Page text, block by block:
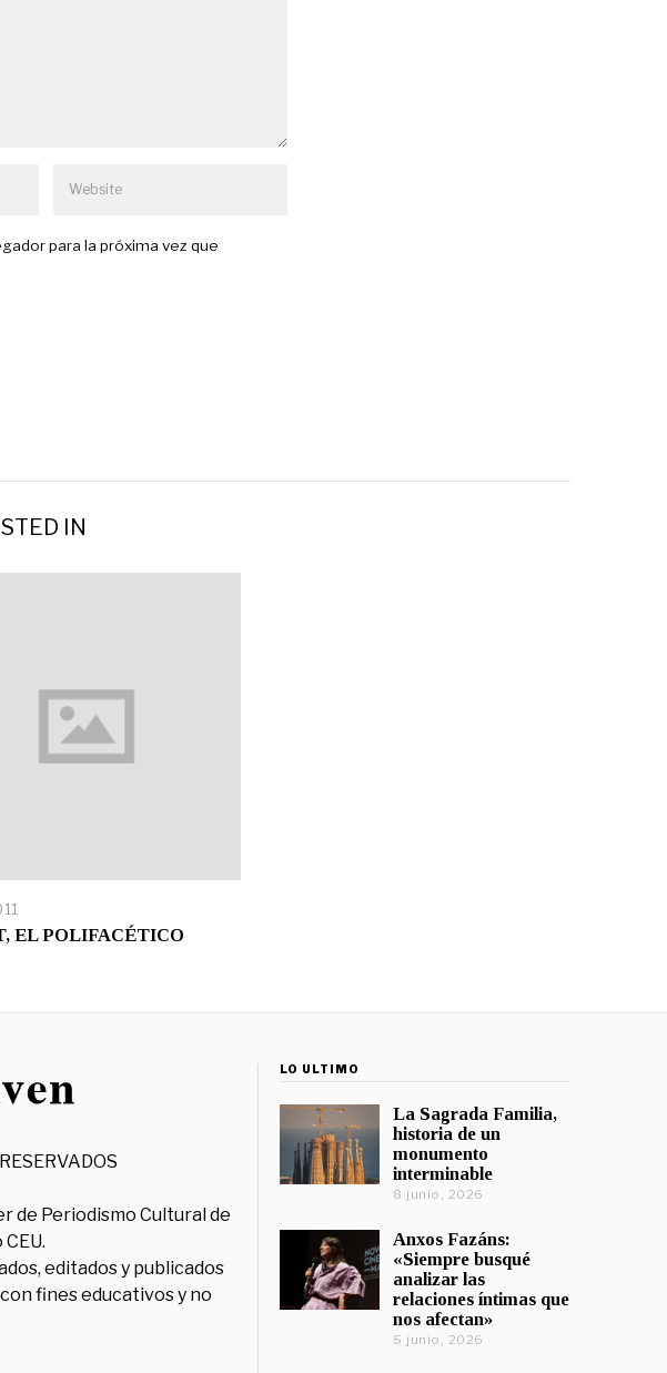
para la próxima vez que
IN
EL POLIFACÉTICO
de Periodismo Cultural de
editados y publicados
fines educativos y no
LO ÚLTIMO
La Sagrada Familia,
historia de un
monumento
interminable
8 junio, 2026
Anxos Fazáns:
«Siempre busqué
analizar las
relaciones íntimas que
nos afectan»
5 junio, 2026